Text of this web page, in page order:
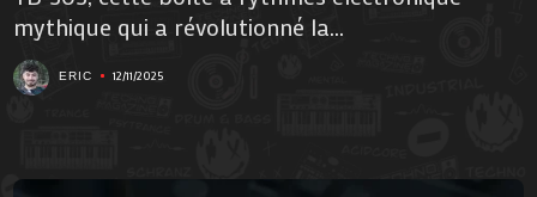
mythique qui a révolutionné la...
ERIC 12/11/2025